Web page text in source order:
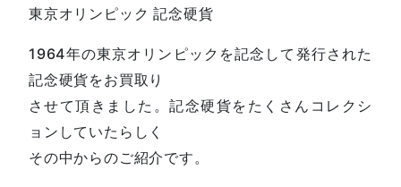
東京オリンピック 記念硬貨
1964年の東京オリンピックを記念して発行された
記念硬貨をお買取り
させて頂きました。記念硬貨をたくさんコレクシ
ョンしていたらしく
その中からのご紹介です。